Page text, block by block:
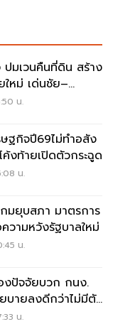
มเวนคืนที่ดิน สร้าง
ใหม่ เด่นชัย–
ของ
น.
ษฐกิจปี69ไม่ทำอสัง
งท้ายเปิดตัวกระฉูด
น.
มยุบสภา มาตรการ
วามหวังรัฐบาลใหม่
น.
งปัจจัยบวก กนง.
บายลงดีกว่าไม่มีตัว
น.